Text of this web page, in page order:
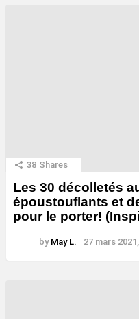
38 Shares
Les 30 décolletés
époustouflants et
pour le porter!
by May L. 27 mars